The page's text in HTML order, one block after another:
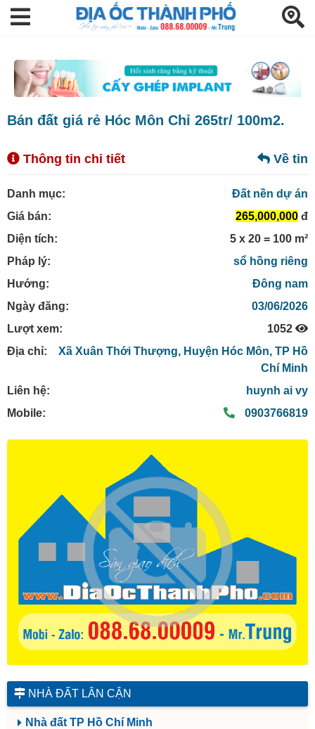
Bán đất giá rẻ Hóc Môn Chỉ 265tr/ 100m2.
Thông tin chi tiết Về tin
Danh mục:
Đất nền dự án
Giá bán:
265,000,000 đ
Diện tích:
5 x 20 = 100 m²
Pháp lý:
sổ hồng riêng
Hướng:
Đông nam
Ngày đăng:
03/06/2026
Lượt xem:
1052
Địa chỉ:
Xã Xuân Thới Thượng, Huyện Hóc Môn, TP Hồ
Chí Minh
Liên hệ:
huynh ai vy
Mobile:
0903766819
NHÀ ĐẤT LÂN CẬN
Nhà đất TP Hồ Chí Minh